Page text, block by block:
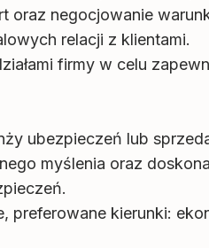
oraz negocjowanie
relacji z klientami.
firmy w celu
ubezpieczeń lub
myślenia oraz
preferowane kierunki: